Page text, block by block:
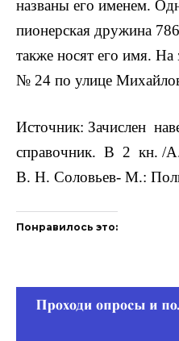
названы его именем.
пионерская дружина
также носят его имя.
№ 24 по улице
Источник: Зачислен
справочник. В 2 кн. /
В. Н. Соловьев- М.:
Понравилось это: